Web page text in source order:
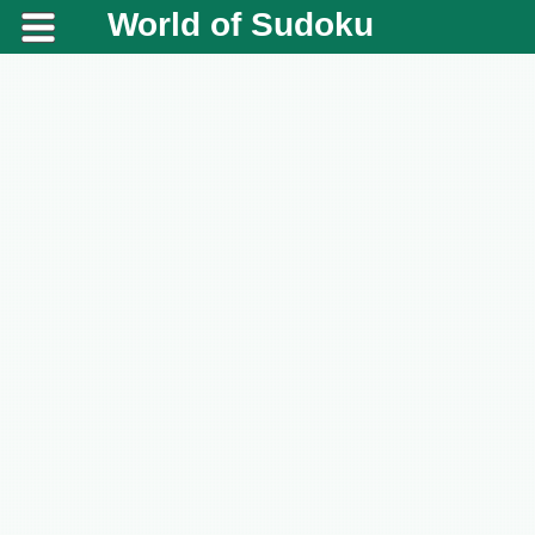
World of Sudoku